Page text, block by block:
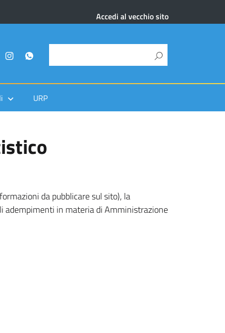
Accedi al vecchio sito
URP
da pubblicare sul sito), la
adempimenti in materia di Amministrazione